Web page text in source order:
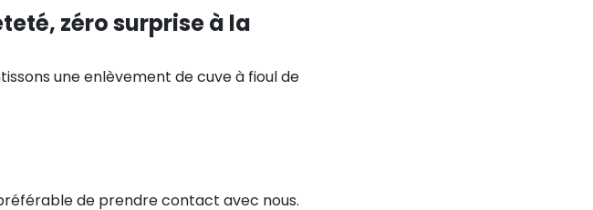
zéro surprise à la
une enlèvement de cuve à fioul de
de prendre contact avec nous.